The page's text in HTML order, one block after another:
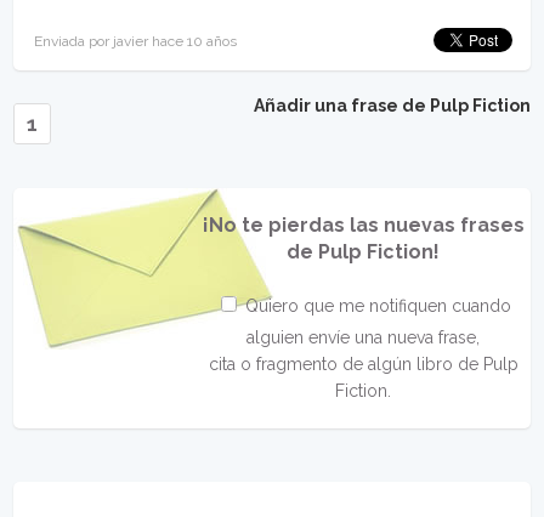
Enviada por javier hace 10 años
Añadir una frase de Pulp Fiction
1
¡No te pierdas las nuevas frases
de Pulp Fiction!
Quiero que me notifiquen cuando
alguien envíe una nueva frase,
cita o fragmento de algún libro de Pulp
Fiction.